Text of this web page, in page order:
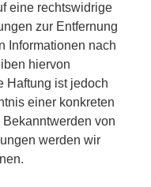
eine rechtswidrige
zur Entfernung
Informationen nach
hiervon
Haftung ist jedoch
einer konkreten
von
werden wir